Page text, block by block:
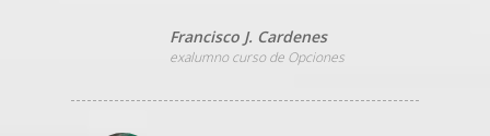
Francisco J. Cardenes
exalumno curso de Opciones